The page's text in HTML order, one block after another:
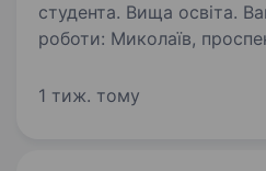
студента. Вища освіта. Вакансія: юрист Місце
роботи: Миколаїв,
Ми шукаємо
1 тиж. тому